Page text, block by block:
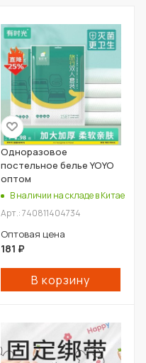
Одноразовое
постельное белье YOYO
оптом
В наличии на складе в Китае
Арт.: 740811404734
Оптовая цена
181 ₽
В корзину